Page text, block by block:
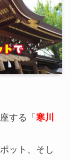
する「 寒川
ット、そし